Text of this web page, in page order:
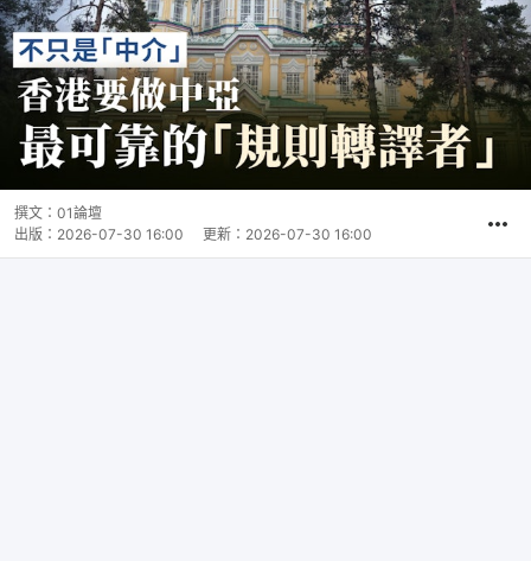
撰文： 01論壇
出版： 2026-07-30 16:00 更新： 2026-07-30 16:00